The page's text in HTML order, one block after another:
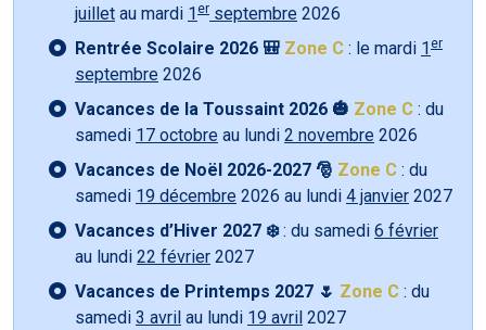
juillet au mardi 1 er septembre 2026
Rentrée Scolaire 2026 🎒 Zone C : le mardi 1 er
septembre 2026
Vacances de la Toussaint 2026 🎃 Zone C : du
samedi 17 octobre au lundi 2 novembre 2026
Vacances de Noël 2026-2027 🎅 Zone C : du
samedi 19 décembre 2026 au lundi 4 janvier 2027
Vacances d’Hiver 2027 ❄️: du samedi 6 février
au lundi 22 février 2027
Vacances de Printemps 2027 🌷 Zone C : du
samedi 3 avril au lundi 19 avril 2027